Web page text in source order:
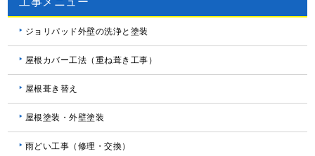
ジョリパッド外壁の洗浄と塗装
屋根カバー工法（重ね葺き工事）
屋根葺き替え
屋根塗装・外壁塗装
雨どい工事（修理・交換）